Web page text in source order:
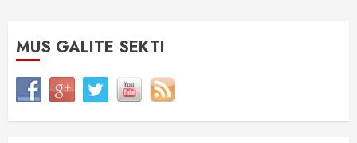
MUS GALITE SEKTI